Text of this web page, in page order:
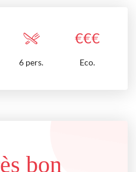
€€€
6 pers. Eco.
bon